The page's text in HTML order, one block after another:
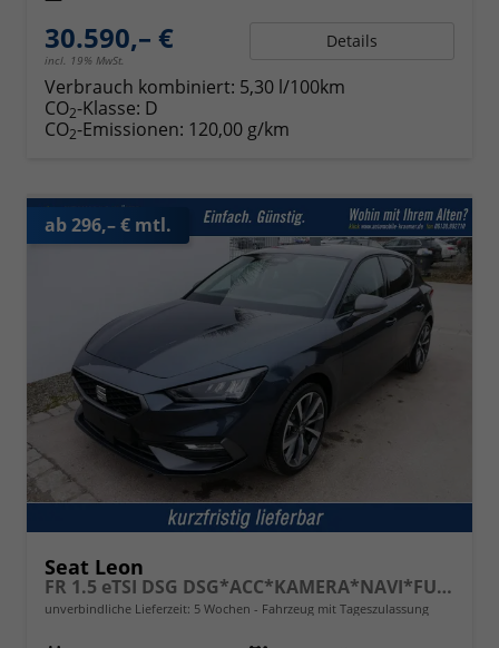
30.590,– €
incl. 19% MwSt.
Details
Verbrauch kombiniert: 5,30 l/100km
CO2-Klasse: D
CO2-Emissionen: 120,00 g/km
ab 296,– € mtl.
Seat Leon
FR 1.5 eTSI DSG DSG*ACC*KAMERA*NAVI*FULL-LINK*LENKRADHEIZUNG*3-ZONE KLIMAAUTOMATIK
unverbindliche Lieferzeit: 5 Wochen Fahrzeug mit Tageszulassung